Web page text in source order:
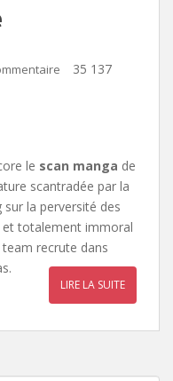
35 137
le scan manga de
scantradée par la
la perversité des
et totalement immoral
recrute dans
LIRE LA SUITE